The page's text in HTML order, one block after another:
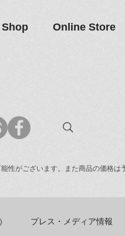
Online Store
性がございます。また商品の価格は
プレス・メディア情報